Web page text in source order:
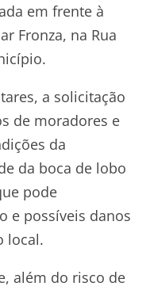
em frente à
Fronza, na Rua
a solicitação
de moradores e
da
da boca de lobo
pode
e possíveis danos
local.
além do risco de